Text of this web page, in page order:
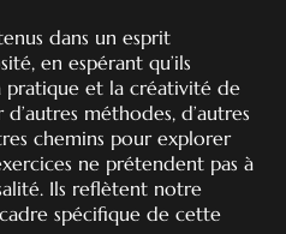
dans un esprit
en espérant qu’ils
pratique et la créativité de
méthodes, d’autres
chemins pour explorer
ne prétendent pas à
Ils reflètent notre
spécifique de cette